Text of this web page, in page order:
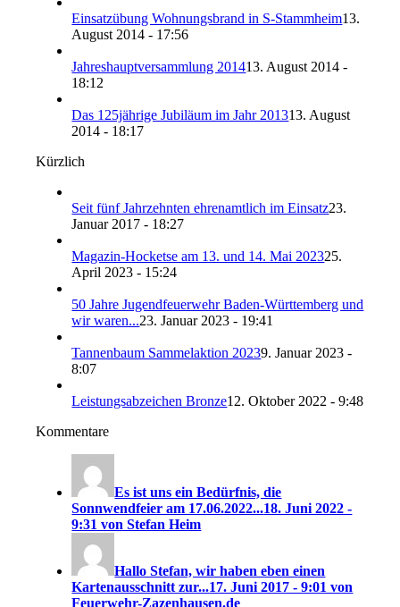
Einsatzübung Wohnungsbrand in S-Stammheim13.
August 2014 - 17:56
Jahreshauptversammlung 201413. August 2014 -
18:12
Das 125jährige Jubiläum im Jahr 201313. August
2014 - 18:17
Kürzlich
Seit fünf Jahrzehnten ehrenamtlich im Einsatz23.
Januar 2017 - 18:27
Magazin-Hocketse am 13. und 14. Mai 202325.
April 2023 - 15:24
50 Jahre Jugendfeuerwehr Baden-Württemberg und
wir waren...23. Januar 2023 - 19:41
Tannenbaum Sammelaktion 20239. Januar 2023 -
8:07
Leistungsabzeichen Bronze12. Oktober 2022 - 9:48
Kommentare
Es ist uns ein Bedürfnis, die
Sonnwendfeier am 17.06.2022...18. Juni 2022 -
9:31 von Stefan Heim
Hallo Stefan, wir haben eben einen
Kartenausschnitt zur...17. Juni 2017 - 9:01 von
Feuerwehr-Zazenhausen.de